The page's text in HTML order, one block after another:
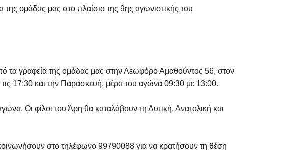
ομάδας μας στο πλαίσιο της 9ης αγωνιστικής του
τα γραφεία της ομάδας μας στην Λεωφόρο Αμαθούντος 56, στον
17:30 και την Παρασκευή, μέρα του αγώνα 09:30 με 13:00.
Οι φίλοι του Άρη θα καταλάβουν τη Δυτική, Ανατολική και
στο τηλέφωνο 99790088 για να κρατήσουν τη θέση